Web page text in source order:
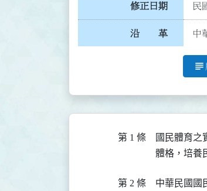
修正日期 民
沿 革 中
subject
第 1 條
國民體育之
體格，培養
第 2 條
中華民國國